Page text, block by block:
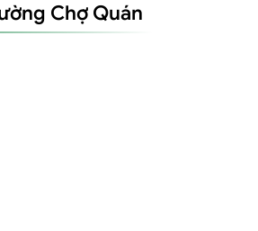
Chợ Quán